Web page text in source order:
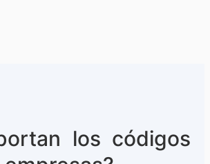
los códigos